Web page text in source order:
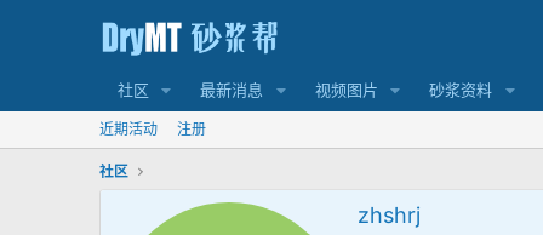
社区 最新消息 视频图片 砂浆资料
近期活动 注册
社区
zhshrj